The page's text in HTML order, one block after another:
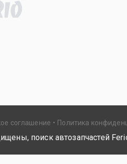
соглашение Политика
поиск автозапчастей